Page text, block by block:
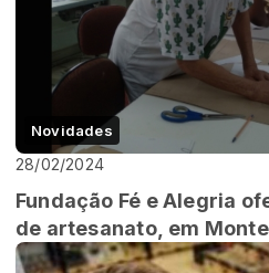
Novidades
28/02/2024
Fundação Fé e Alegria
de artesanato, em